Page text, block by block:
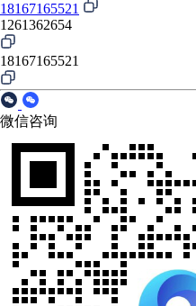
18167165521
1261362654
18167165521
微信咨询